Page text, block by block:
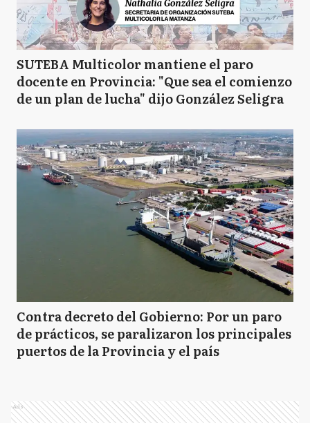
SUTEBA Multicolor mantiene el paro
docente en Provincia: "Que sea el comienzo
de un plan de lucha" dijo González Seligra
Contra decreto del Gobierno: Por un paro
de prácticos, se paralizaron los principales
puertos de la Provincia y el país
Ads